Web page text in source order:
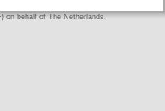
on behalf of The Netherlands.